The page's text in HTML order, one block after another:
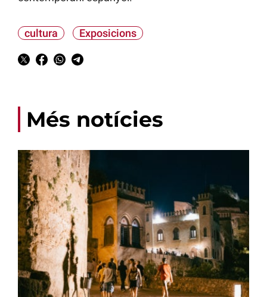
cultura Exposicions
Més notícies